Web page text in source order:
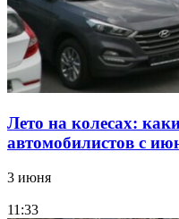
Лето на колесах:
автомобилистов с
3 июня
11:33